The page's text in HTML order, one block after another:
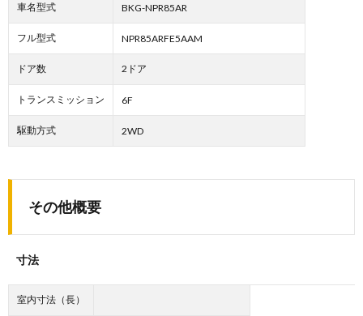
車名型式 BKG-NPR85AR
フル型式 NPR85ARFE5AAM
ドア数 2ドア
トランスミッション 6F
駆動方式 2WD
その他概要
寸法
室内寸法（長）